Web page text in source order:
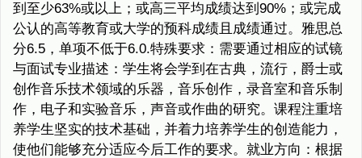
到至少63%或以上；或高三平均成绩达到90%；或完成
公认的高等教育或大学的预科成绩且成绩通过。雅思总
分6.5，单项不低于6.0.特殊要求：需要通过相应的试镜
与面试专业描述：学生将会学到在古典，流行，爵士或
创作音乐技术领域的乐器，音乐创作，录音室和音乐制
作，电子和实验音乐，声音或作曲的研究。课程注重培
养学生坚实的技术基础，并着力培养学生的创造能力，
使他们能够充分适应今后工作的要求。就业方向：根据